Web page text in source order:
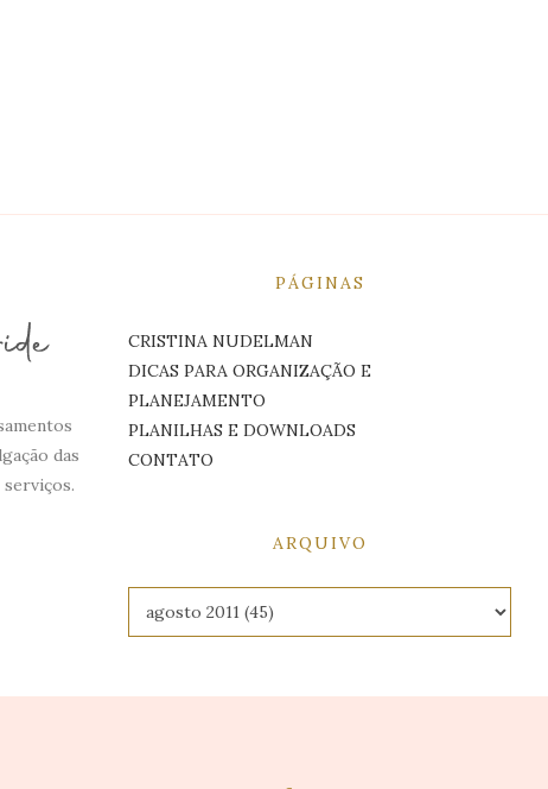
das
PÁGINAS
CRISTINA NUDELMAN
DICAS PARA ORGANIZAÇÃO E
PLANEJAMENTO
PLANILHAS E DOWNLOADS
CONTATO
ARQUIVO